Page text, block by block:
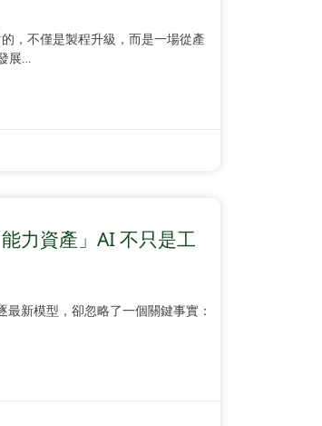
，不僅是製程升級，而是一場從產
展…
力資產」AI 不只是工
新模型，卻忽略了一個關鍵事實：